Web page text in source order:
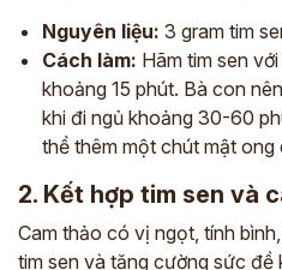
Nguyên liệu: 3 gram tim
Cách làm: Hãm tim sen
khoảng 15 phút. Bà con
khi đi ngủ khoảng 30-60
thể thêm một chút mật ong
2. Kết hợp tim sen và
Cam thảo có vị ngọt, tính
tim sen và tăng cường sức